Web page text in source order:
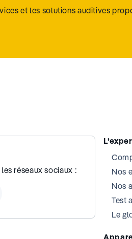
et les solutions auditives
réseaux sociaux :
Nos
Nos
Test
Le